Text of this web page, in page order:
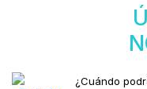
¿Cuándo